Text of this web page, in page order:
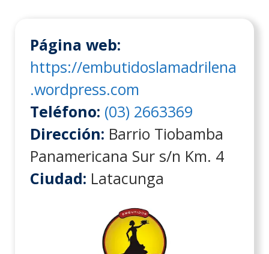
Página web:
https://embutidoslamadrilena
.wordpress.com
Teléfono: (03) 2663369
Dirección: Barrio Tiobamba
Panamericana Sur s/n Km. 4
Ciudad: Latacunga